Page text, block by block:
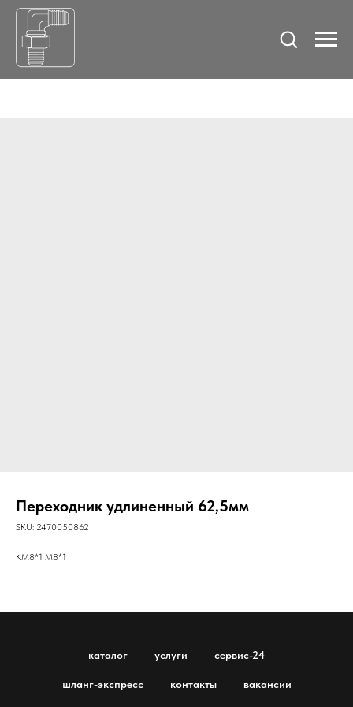
Переходник удлиненный 62,5мм
SKU: 2470050862
KM8*1 M8*1
каталог услуги сервис-24
шланг-экспресс контакты вакансии